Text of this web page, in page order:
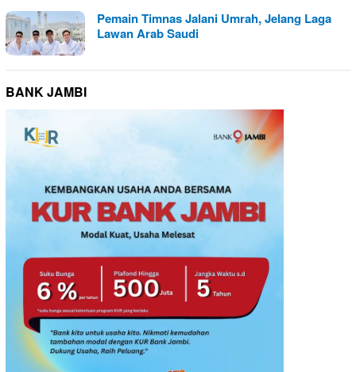
Pemain Timnas Jalani Umrah, Jelang Laga
Lawan Arab Saudi
BANK JAMBI